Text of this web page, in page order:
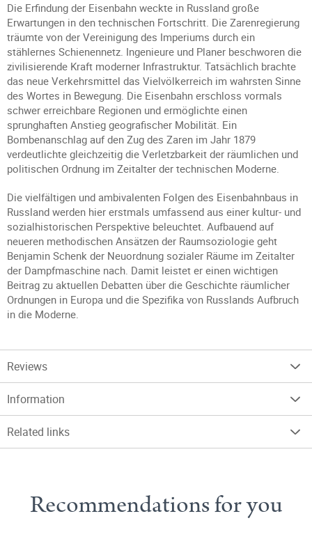
Die Erfindung der Eisenbahn weckte in Russland große
Erwartungen in den technischen Fortschritt. Die Zarenregierung
träumte von der Vereinigung des Imperiums durch ein
stählernes Schienennetz. Ingenieure und Planer beschworen die
zivilisierende Kraft moderner Infrastruktur. Tatsächlich brachte
das neue Verkehrsmittel das Vielvölkerreich im wahrsten Sinne
des Wortes in Bewegung. Die Eisenbahn erschloss vormals
schwer erreichbare Regionen und ermöglichte einen
sprunghaften Anstieg geografischer Mobilität. Ein
Bombenanschlag auf den Zug des Zaren im Jahr 1879
verdeutlichte gleichzeitig die Verletzbarkeit der räumlichen und
politischen Ordnung im Zeitalter der technischen Moderne.
Die vielfältigen und ambivalenten Folgen des Eisenbahnbaus in
Russland werden hier erstmals umfassend aus einer kultur- und
sozialhistorischen Perspektive beleuchtet. Aufbauend auf
neueren methodischen Ansätzen der Raumsoziologie geht
Benjamin Schenk der Neuordnung sozialer Räume im Zeitalter
der Dampfmaschine nach. Damit leistet er einen wichtigen
Beitrag zu aktuellen Debatten über die Geschichte räumlicher
Ordnungen in Europa und die Spezifika von Russlands Aufbruch
in die Moderne.
Reviews
Information
Related links
Recommendations for you